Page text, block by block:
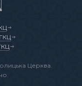
Церква.